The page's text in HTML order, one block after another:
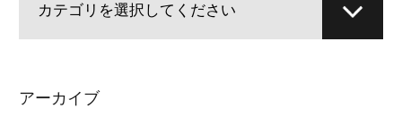
アーカイブ